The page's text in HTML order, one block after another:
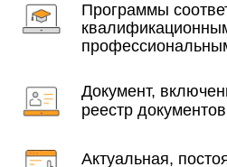
Программы
Документ,
реестр
Актуальная,